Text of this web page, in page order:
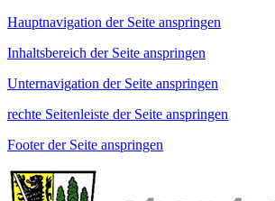
Hauptnavigation der Seite anspringen
Inhaltsbereich der Seite anspringen
Unternavigation der Seite anspringen
rechte Seitenleiste der Seite anspringen
Footer der Seite anspringen